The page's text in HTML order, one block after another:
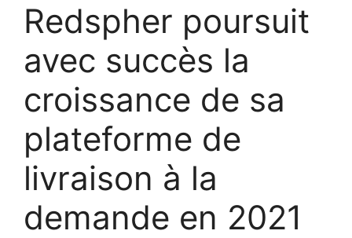
Redspher poursuit
avec succès la
croissance de sa
plateforme de
livraison à la
demande en 2021